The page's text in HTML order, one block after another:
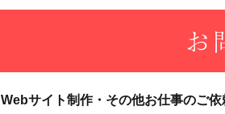
お
Webサイト制作・その他お仕事のご依